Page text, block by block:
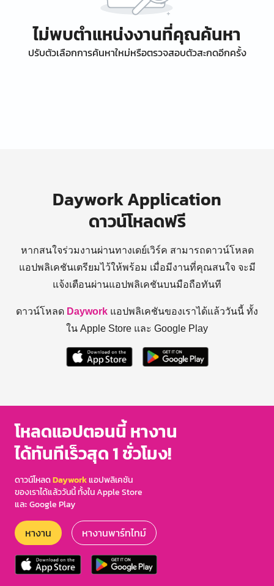
ไม่พบตำแหน่งงานที่คุณค้นหา
ปรับตัวเลือกการค้นหาใหม่หรือตรวจสอบตัวสะกดอีกครั้ง
Daywork Application
ดาวน์โหลดฟรี
หากสนใจร่วมงานผ่านทางเดย์เวิร์ค สามารถดาวน์โหลด
แอปพลิเคชันเตรียมไว้ให้พร้อม เมื่อมีงานที่คุณสนใจ จะมี
แจ้งเตือนผ่านแอปพลิเคชันบนมือถือทันที
ดาวน์โหลด Daywork แอปพลิเคชันของเราได้แล้ววันนี้ ทั้ง
ใน Apple Store และ Google Play
โหลดแอปตอนนี้ หางาน
ได้ทันทีเร็วสุด 1 ชั่วโมง!
ดาวน์โหลดDayworkแอปพลิเคชัน
ของเราได้แล้ววันนี้ ทั้งใน Apple Store
และ Google Play
หางาน หางานพาร์ทไทม์